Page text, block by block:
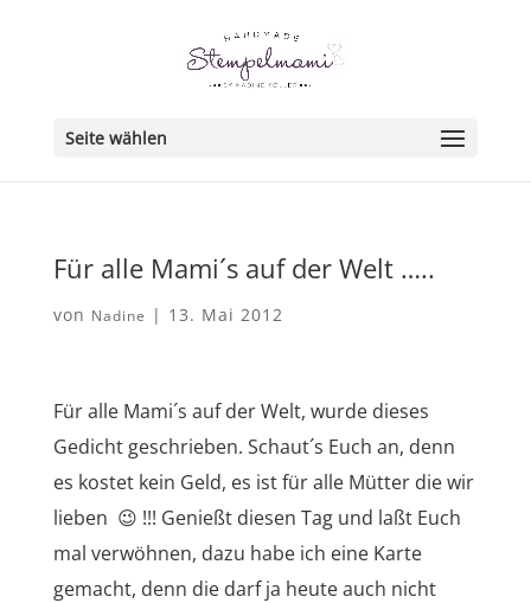
Seite wählen
Für alle Mami´s auf der Welt …..
von Nadine | 13. Mai 2012
Für alle Mami´s auf der Welt, wurde dieses
Gedicht geschrieben. Schaut´s Euch an, denn
es kostet kein Geld, es ist für alle Mütter die wir
lieben 😉 !!! Genießt diesen Tag und laßt Euch
mal verwöhnen, dazu habe ich eine Karte
gemacht, denn die darf ja heute auch nicht